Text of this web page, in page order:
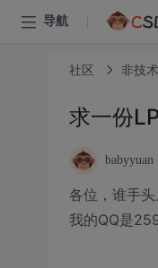
导航
社区 非技
求一份
babyyuan
各位，谁手
我的QQ是